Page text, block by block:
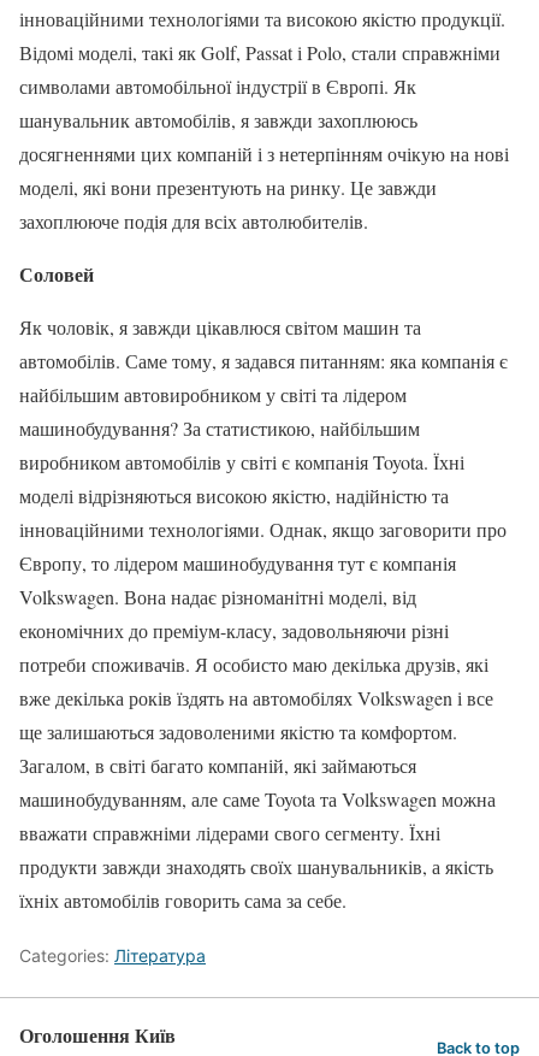
інноваційними технологіями та високою якістю продукції.
Відомі моделі, такі як Golf, Passat і Polo, стали справжніми
символами автомобільної індустрії в Європі. Як
шанувальник автомобілів, я завжди захоплююсь
досягненнями цих компаній і з нетерпінням очікую на нові
моделі, які вони презентують на ринку. Це завжди
захоплююче подія для всіх автолюбителів.
Соловей
Як чоловік, я завжди цікавлюся світом машин та
автомобілів. Саме тому, я задався питанням: яка компанія є
найбільшим автовиробником у світі та лідером
машинобудування? За статистикою, найбільшим
виробником автомобілів у світі є компанія Toyota. Їхні
моделі відрізняються високою якістю, надійністю та
інноваційними технологіями. Однак, якщо заговорити про
Європу, то лідером машинобудування тут є компанія
Volkswagen. Вона надає різноманітні моделі, від
економічних до преміум-класу, задовольняючи різні
потреби споживачів. Я особисто маю декілька друзів, які
вже декілька років їздять на автомобілях Volkswagen і все
ще залишаються задоволеними якістю та комфортом.
Загалом, в світі багато компаній, які займаються
машинобудуванням, але саме Toyota та Volkswagen можна
вважати справжніми лідерами свого сегменту. Їхні
продукти завжди знаходять своїх шанувальників, а якість
їхніх автомобілів говорить сама за себе.
Categories: Література
Оголошення Київ Back to top